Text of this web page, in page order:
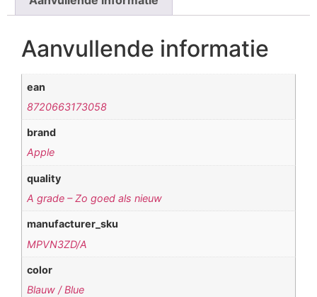
Aanvullende informatie
ean
8720663173058
brand
Apple
quality
A grade – Zo goed als nieuw
manufacturer_sku
MPVN3ZD/A
color
Blauw / Blue